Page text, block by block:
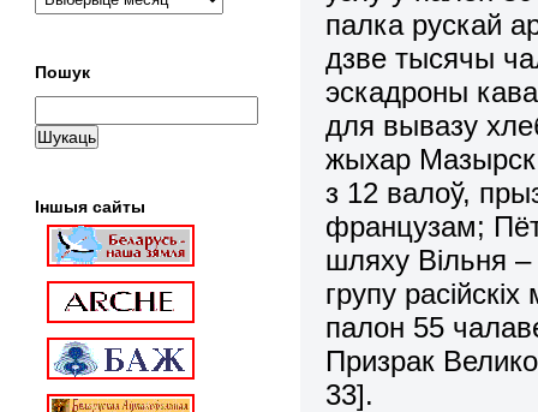
палка рускай
дзве тысячы
эскадроны
для вывазу
жыхар
з 12 валоў,
французам;
шляху Вільня
групу
палон 55
Призрак
33].
Пошук
Іншыя сайты